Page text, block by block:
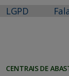
LGPD
CENTRAIS DE